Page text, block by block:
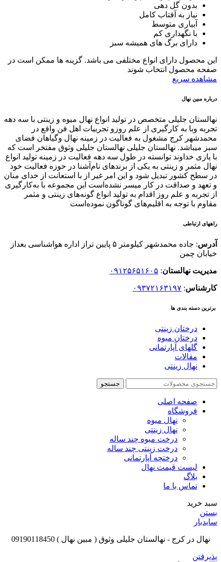
بدون گل دهی
نیاز به آفتاب کامل
آبیاری متوسط
با نگهداری کم
دارای برگ های همیشه سبز
این محصول دارای انواع مختلفی می باشد. گزینه ها ممکن است در
صفحه محصول انتخاب شوند
مشاهده سریع
درباره مبین نهال
نهالستان جلیلی متخصص در تولید انواع نهال میوه و زینتی با سه دهه
تجربه وبا به کارگیری از علم روزو تجربیات اهل فن واقع در
محمدشهر کرج مشغول به فعالیت در زمینه نهال وگیاهان فضای
سبز میباشد. نهالستان جلیلی نهالستان جلیلی وثوق مفتخر است که
با یاری خداوند توانسته در طول سه دهه فعالیت در زمینه تولید انواع
نهال مثمر و زینتی به یکی از برندهای نام‌آشنا در حوزه فعالیت خود
در سطح کشور تبدیل شود و این امر غیر از با استعانت از خدای منان
و تعهد و صداقت در کار میسر نشده‌است این مجموعه با به‌کارگیری
از تجربه و علم روز اقدام به تولید انواع گونه‌های زینتی و مثمر
مقاوم با توجه به اقلیم‌های گوناگون نموده‌است
راههای ارتباطی
آدرس
: جاده محمدشهر کیلومتر ۵ پایین تراز اداره هواشناسی بعداز
خیابان چمن
مدیریت نهالستان: ۰۹۱۲۵۶۵۱۶۰۵
کارشناس: ۰۹۳۷۲۱۶۳۱۹۷
برترین دسته بندی ها
درختان زینتی
درختان میوه
گلهای آپارتمانی
مقالات
نهال زینتی
جستجو
صفحه اصلی
فروشگاه
نهال میوه
نهال زینتی
درخت میوه چند ساله
درخت زینتی چند ساله
درختچه آپارتمانی
لیست قیمت نهال
بلاگ
تماس با ما
سبد خرید
بستن
سایدبار
نهال در کرج - نهالستان جلیلی وثوق ( مبین نهال ) 09190118450
پذیرفتن